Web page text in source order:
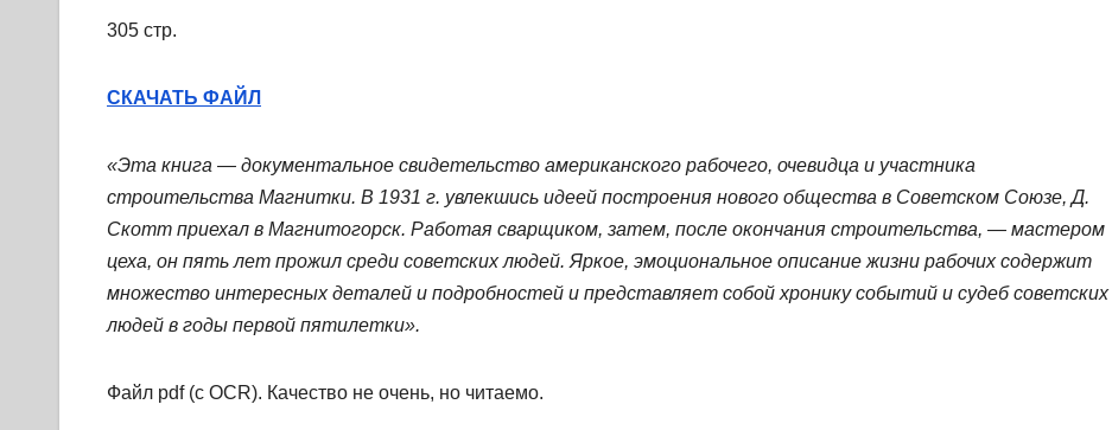
305 стр.
СКАЧАТЬ ФАЙЛ
«Эта книга — документальное свидетельство американского рабочего, очевидца и участника
строительства Магнитки. В 1931 г. увлекшись идеей построения нового общества в Советском Союзе, Д.
Скотт приехал в Магнитогорск. Работая сварщиком, затем, после окончания строительства, — мастером
цеха, он пять лет прожил среди советских людей. Яркое, эмоциональное описание жизни рабочих содержит
множество интересных деталей и подробностей и представляет собой хронику событий и судеб советских
людей в годы первой пятилетки».
Файл pdf (с OCR). Качество не очень, но читаемо.